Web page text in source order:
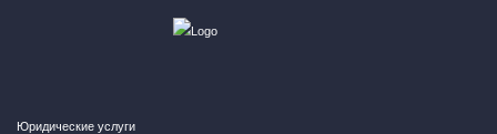
Юридические услуги